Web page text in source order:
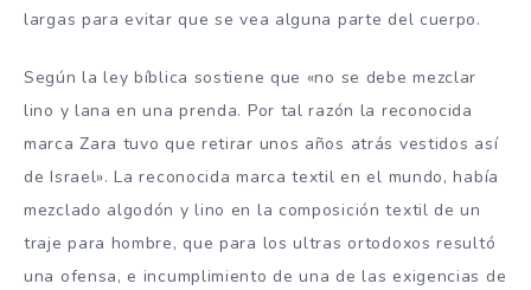
largas para evitar que se vea alguna parte del cuerpo.
Según la ley bíblica sostiene que «no se debe mezclar
lino y lana en una prenda. Por tal razón la reconocida
marca Zara tuvo que retirar unos años atrás vestidos así
de Israel». La reconocida marca textil en el mundo, había
mezclado algodón y lino en la composición textil de un
traje para hombre, que para los ultras ortodoxos resultó
una ofensa, e incumplimiento de una de las exigencias de